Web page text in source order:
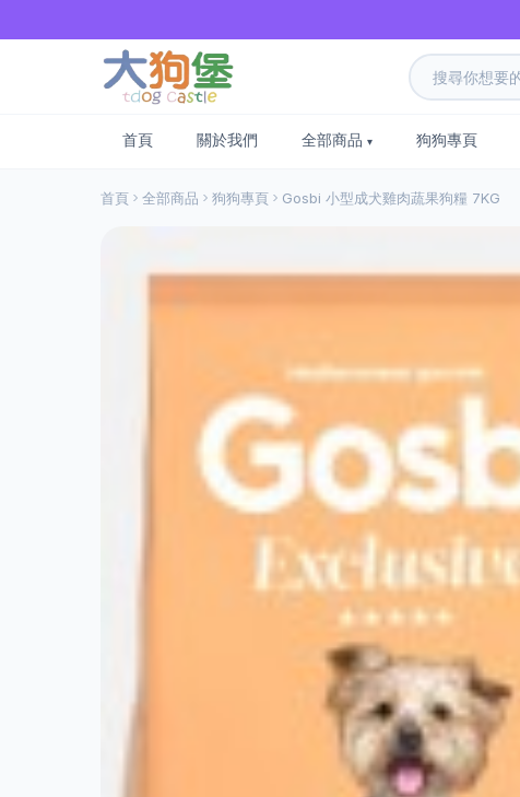
首頁 關於我們 全部商品 狗狗專頁
首頁 全部商品 狗狗專頁 Gosbi 小型成犬雞肉蔬果狗糧 7KG